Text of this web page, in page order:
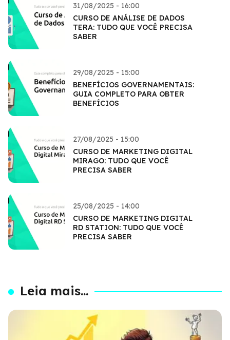
31/08/2025 - 16:00
CURSO DE ANÁLISE DE DADOS
TERA: TUDO QUE VOCÊ PRECISA
SABER
29/08/2025 - 15:00
BENEFÍCIOS GOVERNAMENTAIS:
GUIA COMPLETO PARA OBTER
BENEFÍCIOS
27/08/2025 - 15:00
CURSO DE MARKETING DIGITAL
MIRAGO: TUDO QUE VOCÊ
PRECISA SABER
25/08/2025 - 14:00
CURSO DE MARKETING DIGITAL
RD STATION: TUDO QUE VOCÊ
PRECISA SABER
Leia mais...